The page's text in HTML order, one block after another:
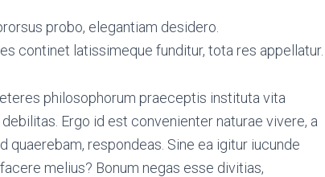
probo, elegantiam desidero.
continet latissimeque funditur, tota res appellatur.
philosophorum praeceptis instituta vita
Ergo id est convenienter naturae vivere, a
quaerebam, respondeas. Sine ea igitur iucunde
melius? Bonum negas esse divitias,